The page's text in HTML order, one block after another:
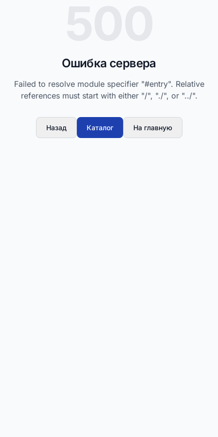
Ошибка сервера
Failed to resolve module specifier "#entry". Relative
references must start with either "/", "./", or "../".
Назад Каталог На главную